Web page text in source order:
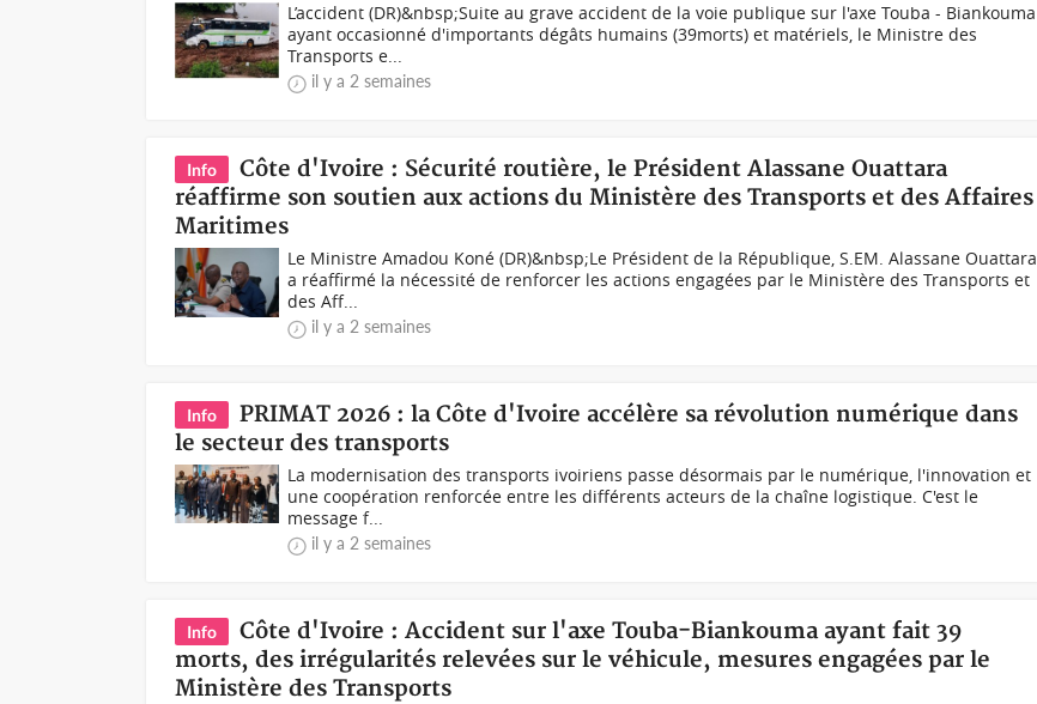
L’accident (DR)&nbsp;Suite au grave accident de la voie publique sur l'axe Touba - Biankouma
ayant occasionné d'importants dégâts humains (39morts) et matériels, le Ministre des
Transports e...
il y a 2 semaines
Info
Côte d'Ivoire : Sécurité routière, le Président Alassane Ouattara
réaffirme son soutien aux actions du Ministère des Transports et des Affaires
Maritimes
Le Ministre Amadou Koné (DR)&nbsp;Le Président de la République, S.EM. Alassane Ouattara
a réaffirmé la nécessité de renforcer les actions engagées par le Ministère des Transports et
des Aff...
il y a 2 semaines
Info
PRIMAT 2026 : la Côte d'Ivoire accélère sa révolution numérique dans
le secteur des transports
La modernisation des transports ivoiriens passe désormais par le numérique, l'innovation et
une coopération renforcée entre les différents acteurs de la chaîne logistique. C'est le
message f...
il y a 2 semaines
Info
Côte d'Ivoire : Accident sur l'axe Touba-Biankouma ayant fait 39
morts, des irrégularités relevées sur le véhicule, mesures engagées par le
Ministère des Transports